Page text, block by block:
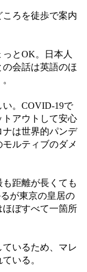
ろを徒歩で案内
とOK。日本人
会話は英語のほ
。COVID-19で
アウトして安心
ナは世界的パンデ
ルティブのダメ
距離が長くても
が東京の皇居の
ぼすべて一箇所
いるため、マレ
いる。